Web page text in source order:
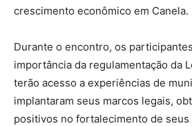
crescimento econômico em Canela.
Durante o encontro, os
importância da regulamentação da
terão acesso a experiências de
implantaram seus marcos legais,
positivos no fortalecimento de seus